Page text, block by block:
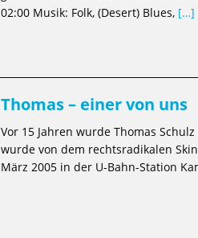
02:00 Musik: Folk, (Desert) Blues, […]
Thomas – einer von uns
Vor 15 Jahren wurde Thomas
wurde von dem rechtsradikalen
März 2005 in der U-Bahn-Station